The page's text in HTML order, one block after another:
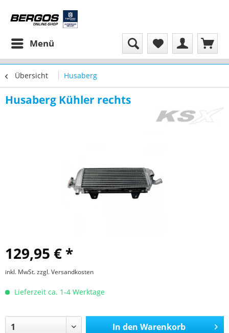
Menü
Übersicht Husaberg
Husaberg Kühler rechts
129,95 € *
inkl. MwSt.zzgl. Versandkosten
Lieferzeit ca. 1-4 Werktage
In den Warenkorb